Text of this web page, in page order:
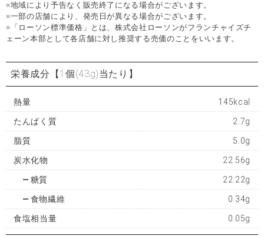
※地域により予告なく販売終了になる場合がございます。
※一部の店舗により、発売日が異なる場合がございます。
※「ローソン標準価格」とは、株式会社ローソンがフランチャイズチ
ェーン本部として各店舗に対し推奨する売価のことをいいます。
栄養成分 【1個(43g)当たり】
熱量 145kcal
たんぱく質 2.7g
脂質 5.0g
炭水化物 22.56g
糖質 22.22g
食物繊維 0.34g
食塩相当量 0.05g